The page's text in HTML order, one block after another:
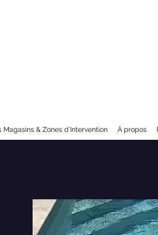
Magasins & Zones d’Intervention À propos